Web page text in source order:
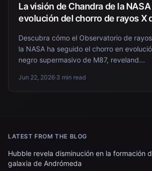
La visión de Chandra de la
evolución del chorro de rayos X
Descubra cómo el Observatorio de
la NASA ha seguido el chorro en
negro supermasivo de M87, reveland...
Jun 22, 2026·3 min read
LATEST FROM THE BLOG
Hubble revela disminución en la formación
galaxia de Andrómeda